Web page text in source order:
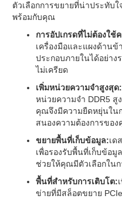
ตัวเลือกการขยายที่น่าประทับ
พร้อมกับคุณ
การอัปเกรดที่ไม่ต้องใช้
เครื่องมือและแผงด้าน
ประกอบภายในได้อย่าง
ไม่เครียด
เพิ่มหน่วยความจำสูงสุด:
หน่วยความจำ DDR5 สู
คุณจึงมีความยืดหยุ่นใน
สนองความต้องการขอ
ขยายพื้นที่เก็บข้อมูล:เด
เพื่อรองรับพื้นที่เก็บข้อมู
ช่วยให้คุณมีตัวเลือกใน
พื้นที่สำหรับการเติบโต:
ข่ายที่มีสล็อตขยาย